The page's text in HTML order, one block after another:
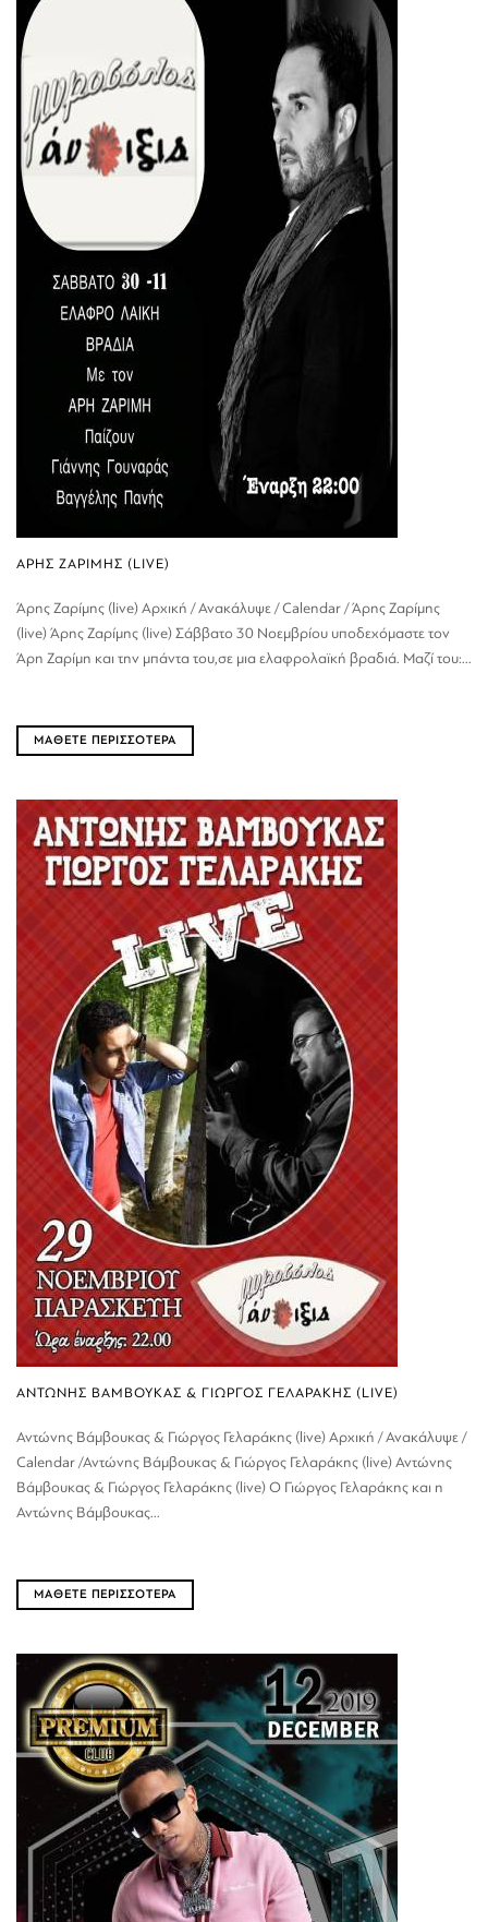
ΑΡΗΣ ΖΑΡΙΜΗΣ (LIVE)
Άρης Ζαρίμης (live) Αρχική / Ανακάλυψε / Calendar / Άρης Ζαρίμης
(live) Άρης Ζαρίμης (live) Σάββατο 30 Νοεμβρίου υποδεχόμαστε τον
Άρη Ζαρίμη και την μπάντα του,σε μια ελαφρολαϊκή βραδιά. Μαζί του:...
ΜΑΘΕΤΕ ΠΕΡΙΣΣΟΤΕΡΑ
ΑΝΤΩΝΗΣ ΒΑΜΒΟΥΚΑΣ & ΓΙΩΡΓΟΣ ΓΕΛΑΡΑΚΗΣ (LIVE)
Αντώνης Βάμβουκας & Γιώργος Γελαράκης (live) Αρχική / Ανακάλυψε /
Calendar /Αντώνης Βάμβουκας & Γιώργος Γελαράκης (live) Αντώνης
Βάμβουκας & Γιώργος Γελαράκης (live) Ο Γιώργος Γελαράκης και η
Αντώνης Βάμβουκας...
ΜΑΘΕΤΕ ΠΕΡΙΣΣΟΤΕΡΑ